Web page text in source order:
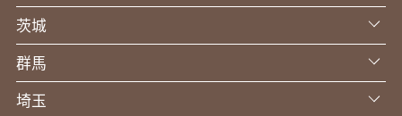
茨城
群馬
埼玉